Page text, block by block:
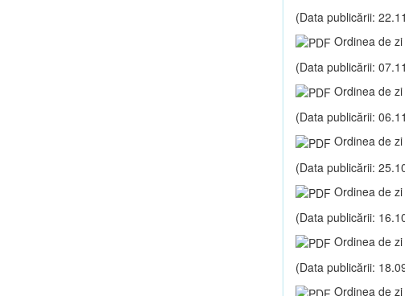
(Data publicării:
Ordinea de
(Data publicării:
Ordinea de
(Data publicării:
Ordinea de
(Data publicării:
Ordinea de
(Data publicării:
Ordinea de
(Data publicării:
Ordinea de